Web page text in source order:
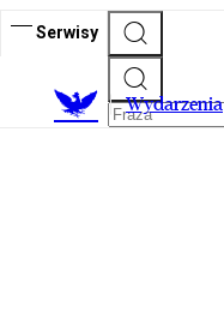
Serwisy
Wydarzenia